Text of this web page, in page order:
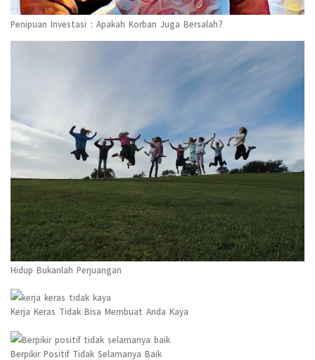
Penipuan Investasi : Apakah Korban Juga Bersalah?
Hidup Bukanlah Perjuangan
Kerja Keras Tidak Bisa Membuat Anda Kaya
Berpikir Positif Tidak Selamanya Baik